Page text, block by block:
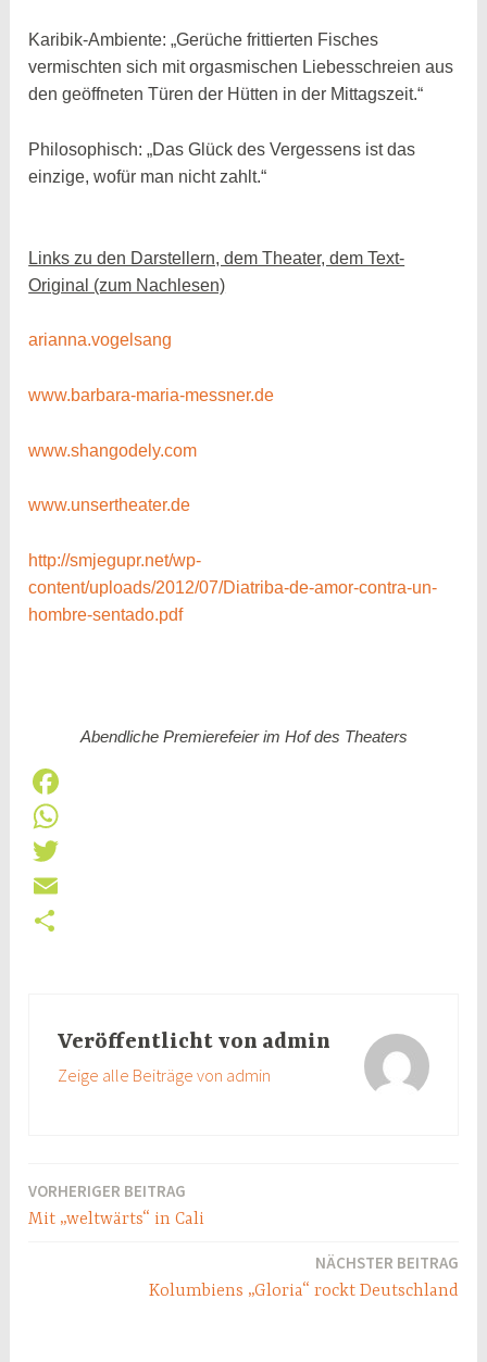
Karibik-Ambiente: „Gerüche frittierten Fisches
vermischten sich mit orgasmischen Liebesschreien aus
den geöffneten Türen der Hütten in der Mittagszeit.“
Philosophisch: „Das Glück des Vergessens ist das
einzige, wofür man nicht zahlt.“
Links zu den Darstellern, dem Theater, dem Text-
Original (zum Nachlesen)
arianna.vogelsang
www.barbara-maria-messner.de
www.shangodely.com
www.unsertheater.de
http://smjegupr.net/wp-
content/uploads/2012/07/Diatriba-de-amor-contra-un-
hombre-sentado.pdf
Abendliche Premierefeier im Hof des Theaters
F
a
c
e
W
h
a
T
w
E
Veröffentlicht von admin
Zeige alle Beiträge von admin
Beitragsnavigation
VORHERIGER BEITRAG
Mit „weltwärts“ in Cali
NÄCHSTER BEITRAG
Kolumbiens „Gloria“ rockt Deutschland